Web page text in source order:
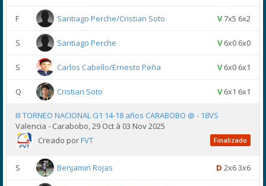
F Santiago Perche/Cristian Soto V7x5 6x2
S Santiago Perche V6x0 6x0
S Carlos Cabello/Ernesto Peña V6x0 6x1
Q Cristian Soto V6x1 6x1
III TORNEO NACIONAL G1 14-18 años CARABOBO @ - 18VS
Valencia - Carabobo, 29 Oct à 03 Nov 2025
Creado porFVT Finalizado
S Benjamin Rojas D 2x6 3x6